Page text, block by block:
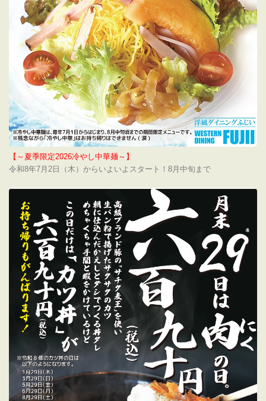
【～夏季限定2026冷やし中華麺～】
令和8年7月2日（木）からいよいよスタート！8月中旬まで